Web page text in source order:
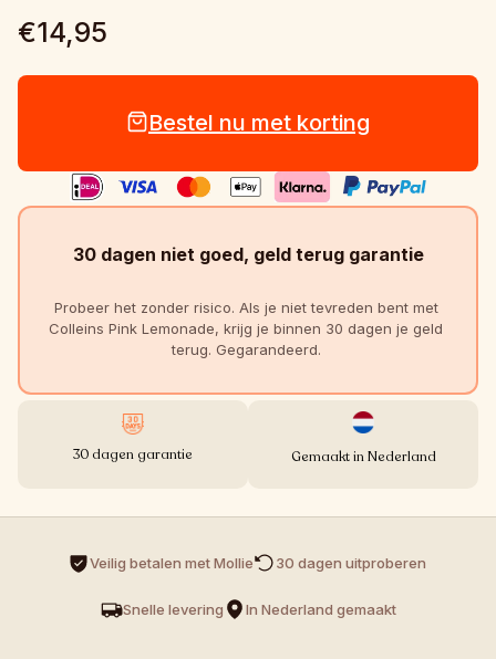
€14,95
Bestel nu met korting
30 dagen niet goed, geld terug garantie
Probeer het zonder risico. Als je niet tevreden bent met
Colleins Pink Lemonade, krijg je binnen 30 dagen je geld
terug. Gegarandeerd.
30 dagen garantie Gemaakt in Nederland
Veilig betalen met Mollie 30 dagen uitproberen
Snelle levering In Nederland gemaakt